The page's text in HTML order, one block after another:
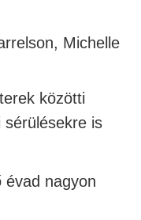
Michelle
közötti
sérülésekre is
évad nagyon